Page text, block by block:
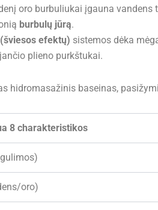
oro burbuliukai įgauna
burbulų jūrą.
(šviesos efektų) sistemos dėka
plieno purkštukai.
hidromasažinis baseinas,
8 charakteristikos
oro)